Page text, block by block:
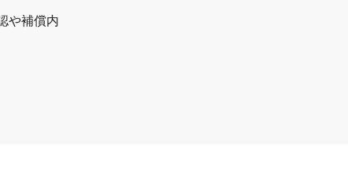
や補償内